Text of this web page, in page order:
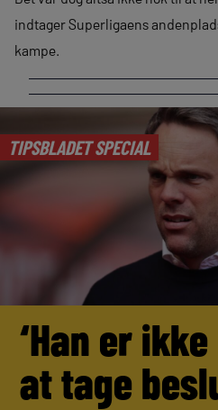
indtager Superligaens
kampe.
TIPSBLADET SPECIAL
‘Han er
at tage